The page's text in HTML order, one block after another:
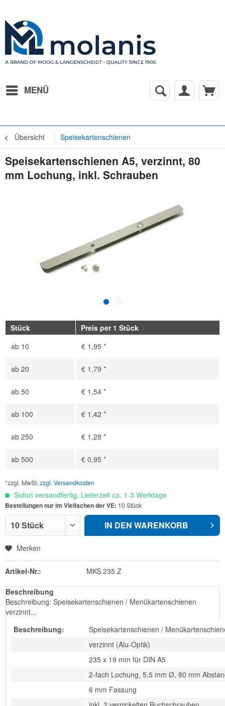
MENÜ
Übersicht Speisekartenschienen
Speisekartenschienen A5, verzinnt, 80
mm Lochung, inkl. Schrauben
Stück
Preis per 1 Stück
ab 10 € 1,95 *
ab 20 € 1,79 *
ab 50 € 1,54 *
ab 100 € 1,42 *
ab 250 € 1,28 *
ab 500 € 0,95 *
*zzgl. MwSt. zzgl. Versandkosten
Sofort versandfertig, Lieferzeit ca. 1-3 Werktage
Bestellungen nur im Vielfachen der VE: 10 Stück
IN DEN WARENKORB
Merken
Artikel-Nr.: MKS 235 Z
Beschreibung
Beschreibung: Speisekartenschienen / Menükartenschienen
verzinnt...
Beschreibung:
Speisekartenschienen /
verzinnt (Alu-Optik)
235 x 19 mm für DIN A5
2-fach Lochung, 5,5 mm Ø, 80 mm
6 mm Fassung